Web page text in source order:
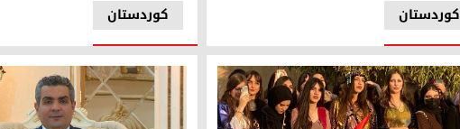
کوردستان کوردستان